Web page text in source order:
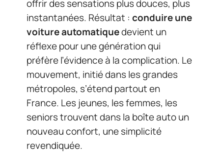
offrir des sensations plus douces, plus
instantanées. Résultat : conduire une
voiture automatiquedevient un
réflexe pour une génération qui
préfère l’évidence à la complication. Le
mouvement, initié dans les grandes
métropoles, s’étend partout en
France. Les jeunes, les femmes, les
seniors trouvent dans la boîte auto un
nouveau confort, une simplicité
revendiquée.